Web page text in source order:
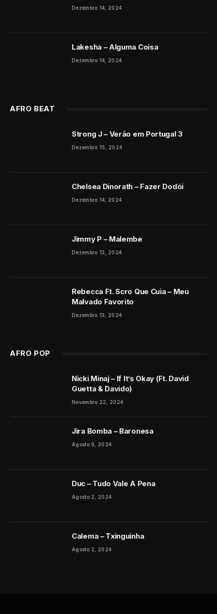
Dezembro 14, 2024
Lakesha – Alguma Coisa
Dezembro 14, 2024
AFRO BEAT
Strong J – Verão em Portugal 3
Dezembro 15, 2024
Chelsea Dinorath – Fazer Dodói
Dezembro 14, 2024
Jimmy P – Malembe
Dezembro 13, 2024
Rebecca Ft. Scro Que Cuia – Meu
Malvado Favorito
Dezembro 13, 2024
AFRO POP
Nicki Minaj – If It’s Okay (Ft. David
Guetta & Davido)
Novembro 22, 2024
Jira Bomba – Baronesa
Agosto 9, 2024
Duc – Tudo Vale A Pena
Agosto 2, 2024
Calema – Txinguinha
Agosto 2, 2024